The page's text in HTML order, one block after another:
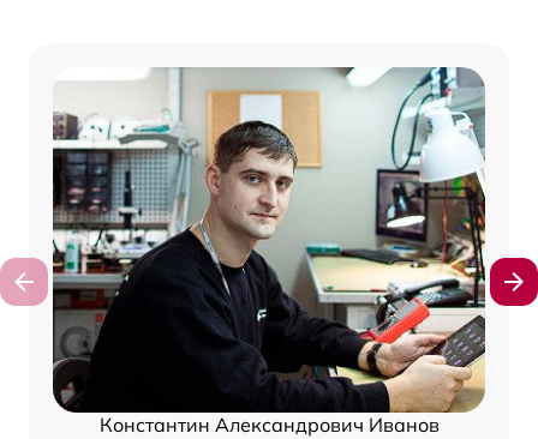
Константин Александрович Иванов